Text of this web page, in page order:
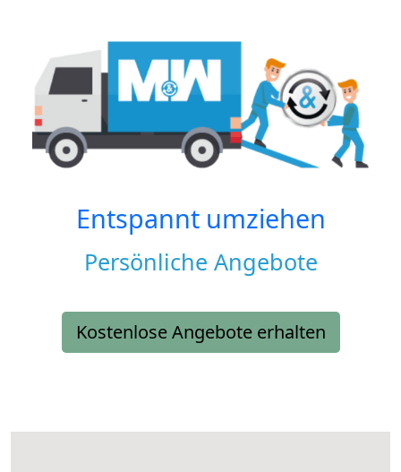
Entspannt umziehen
Persönliche Angebote
Kostenlose Angebote erhalten